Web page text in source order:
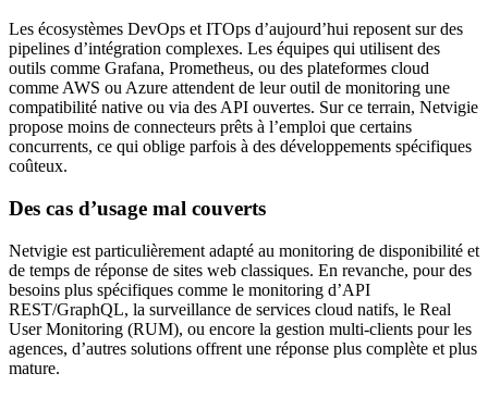
Les écosystèmes DevOps et ITOps d’aujourd’hui reposent sur des
pipelines d’intégration complexes. Les équipes qui utilisent des
outils comme Grafana, Prometheus, ou des plateformes cloud
comme AWS ou Azure attendent de leur outil de monitoring une
compatibilité native ou via des API ouvertes. Sur ce terrain, Netvigie
propose moins de connecteurs prêts à l’emploi que certains
concurrents, ce qui oblige parfois à des développements spécifiques
coûteux.
Des cas d’usage mal couverts
Netvigie est particulièrement adapté au monitoring de disponibilité et
de temps de réponse de sites web classiques. En revanche, pour des
besoins plus spécifiques comme le monitoring d’API
REST/GraphQL, la surveillance de services cloud natifs, le Real
User Monitoring (RUM), ou encore la gestion multi-clients pour les
agences, d’autres solutions offrent une réponse plus complète et plus
mature.